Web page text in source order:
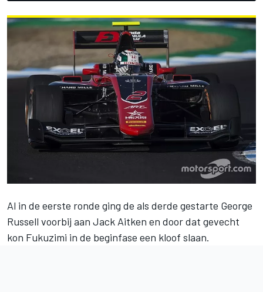
Al in de eerste ronde ging de als derde gestarte George
Russell voorbij aan Jack Aitken en door dat gevecht
kon Fukuzimi in de beginfase een kloof slaan.